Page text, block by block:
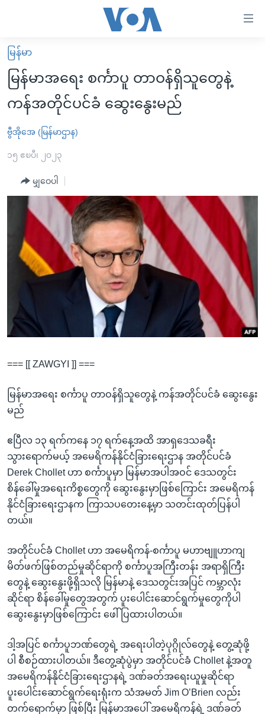
လွယ်ကူ
စေ
သည့်
များ
ပင်မ
ကျော်
ရန်
ရန်
နေရာ
ကျော်
ရန်
မူလစာမျက်နှာ
မြန်မာ
ကမ္ဘာ့သတင်းများ
နိုင်ငံတကာ
အစ္စရေး-ပါလက်စတိုင်း
ဗွီဒီယို
အင်္ဂလိပ်စာလေ့လာမယ်
အမေရိကန်သုံးအီဒီယံ
မကြေးမုံရဲ့ အင်္ဂလိပ်စာ
ရုပ်ရှင်ထဲက အင်္ဂလိပ်စာ
သုတပဒေသာ အင်္ဂလိပ်စာ
အပတ်စဉ်ကဏ္ဍများ
တီဗွီ
ရေဒီယိုနှင့်ရုပ်သံ အချက်အလက်များ
ရေဒီယို/တီဗွီအစီအစဉ်
ဗွီအိုအေ လူမှုကွန်ယက်များ
မြန်မာ
မြန်မာအရေး စင်္ကာပူ တာဝန်ရှိသူတွေနဲ့
ကန်အတိုင်ပင်ခံ ဆွေးနွေးမည်
ဗွီအိုအေ (မြန်မာဌာန)
၁၅ ဧၿပီ၊ ၂၀၂၃
မျှဝေပါ
=== [[ ZAWGYI ]] ===
မြန်မာအရေး စင်္ကာပူ တာဝန်ရှိသူတွေနဲ့ ကန်အတိုင်ပင်ခံ ဆွေးနွေး
မည်
ဧပြီလ ၁၃ ရက်ကနေ ၁၇ ရက်နေ့အထိ အာရှဒေသခရီး
သွားရောက်မယ့် အမေရိကန်နိုင်ငံခြားရေးဌာန အတိုင်ပင်ခံ
Derek Chollet ဟာ စင်္ကာပူမှာ မြန်မာအပါအဝင် ဒေသတွင်း
စိန်ခေါ်မှုအရေးကိစ္စတွေကို ဆွေးနွေးမှာဖြစ်ကြောင်း အမေရိကန်
နိုင်ငံခြားရေးဌာနက ကြာသပတေးနေ့မှာ သတင်းထုတ်ပြန်ပါ
တယ်။
အတိုင်ပင်ခံ Chollet ဟာ အမေရိကန်-စင်္ကာပူ မဟာဗျူဟာကျ
မိတ်ဖက်ဖြစ်တည်မှုဆိုင်ရာကို စင်္ကာပူအကြီးတန်း အရာရှိကြီး
တွေနဲ့ ဆွေးနွေးဖို့ရှိသလို မြန်မာနဲ့ ဒေသတွင်းအပြင် ကမ္ဘာလုံး
ဆိုင်ရာ စိန်ခေါ်မှုတွေအတွက် ပူးပေါင်းဆောင်ရွက်မှုတွေကိုပါ
ဆွေးနွေးမှာဖြစ်ကြောင်း ဖေါ်ပြထားပါတယ်။
ဒါ့အပြင် စင်္ကာပူဘဏ်တွေရဲ့ အရေးပါတဲ့ပုဂ္ဂိုလ်တွေနဲ့ တွေ့ဆုံဖို့
ပါ စီစဉ်ထားပါတယ်။ ဒီတွေ့ဆုံပွဲမှာ အတိုင်ပင်ခံ Chollet နဲ့အတူ
အမေရိကန်နိုင်ငံခြားရေးဌာနရဲ့ ဒဏ်ခတ်အရေးယူမှုဆိုင်ရာ
ပူးပေါင်းဆောင်ရွက်ရေးရုံးက သံအမတ် Jim O’Brien လည်း
တက်ရောက်မှာ ဖြစ်ပြီး မြန်မာအပေါ် အမေရိကန်ရဲ့ ဒဏ်ခတ်